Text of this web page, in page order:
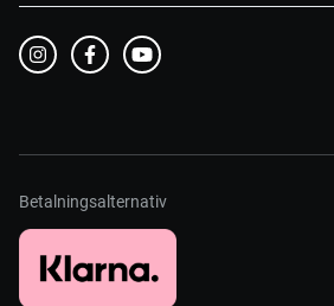
Betalningsalternativ